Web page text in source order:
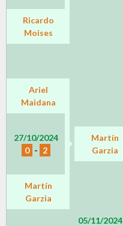
Ricardo
Moises
Ariel
Maidana
27/10/2024
0 - 2
Martín
Garzia
05/11/2024
Martín
Garzia